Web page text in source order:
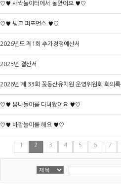
♡♥ 새싹놀이터에서 놀았어요 ♥♡
♡♥ 핑크 퍼포먼스 ♥♡
2026년도 제1회 추가경정예산서
2025년 결산서
2026년 제 33회 꽃동산유치원 운영위원회 회의록
♡♥ 봄나들이를 다녀왔어요 ♥♡
♡♥ 바깥놀이를 해요 ♥♡
1 2 3 4 5 6 7